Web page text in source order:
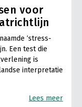
voor
‘stress-
Een test die
is
interpretatie
Lees meer